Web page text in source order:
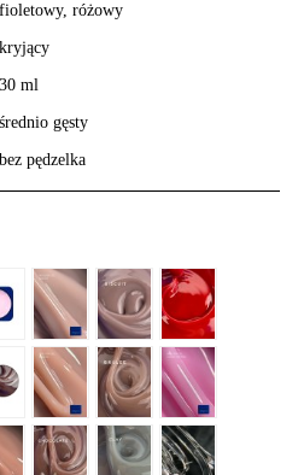
fioletowy, różowy
kryjący
30 ml
średnio gęsty
bez pędzelka